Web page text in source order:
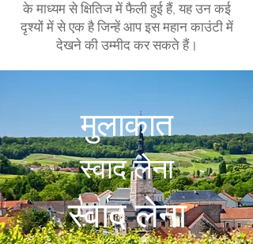
के माध्यम से क्षितिज में फैली हुई हैं, यह उन कई
दृश्यों में से एक है जिन्हें आप इस महान काउंटी में
देखने की उम्मीद कर सकते हैं।
मुलाकात
स्वाद लेना
स्वाद लेना